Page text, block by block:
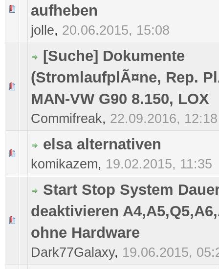
aufheben
jolle, 20.06.2015, 15:08
0 Bewertung(en) - 0 von 5 durchschnittlich
[Suche] Dokumente
(StromlaufplÃ¤ne, Rep.
MAN-VW G90 8.150, LOX
Commifreak, 22.09.2016, 12:18
0 Bewertung(en) - 0 von 5 durchschnittlich
12
elsa alternativen
komikazem, 19.02.2015, 11:35
Start Stop System
deaktivieren
ohne Hardware
Dark77Galaxy, 19.06.2015,
0 Bewertung(en) - 0 von 5 durchschnittlich